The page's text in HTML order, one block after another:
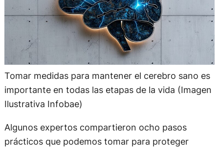
Tomar medidas para mantener el cerebro sano es
importante en todas las etapas de la vida (Imagen
Ilustrativa Infobae)
Algunos expertos compartieron ocho pasos
prácticos que podemos tomar para proteger